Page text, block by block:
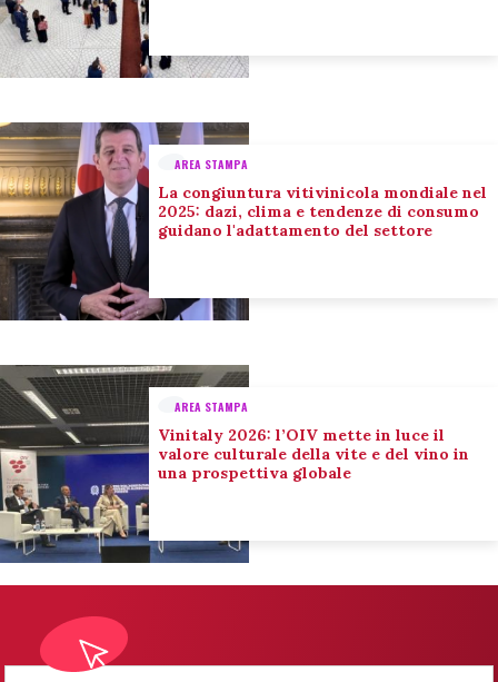
AREA STAMPA
La congiuntura vitivinicola mondiale nel
2025: dazi, clima e tendenze di consumo
guidano l'adattamento del settore
AREA STAMPA
Vinitaly 2026: l’OIV mette in luce il
valore culturale della vite e del vino in
una prospettiva globale